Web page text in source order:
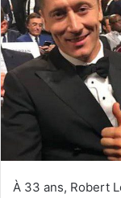
À 33 ans, Robert